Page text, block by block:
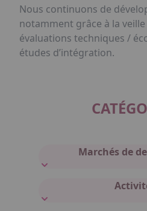
Nous continuons de
notamment grâce à la
évaluations techniques /
études d’intégration.
Marchés de